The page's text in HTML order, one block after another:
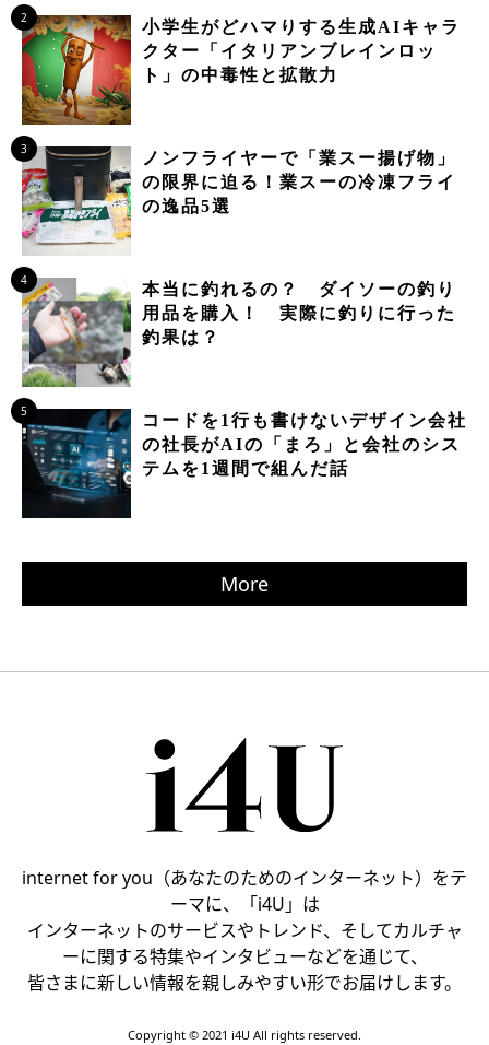
2
小学生がどハマりする生成AIキャラ
クター「イタリアンブレインロッ
ト」の中毒性と拡散力
3
ノンフライヤーで「業スー揚げ物」
の限界に迫る！業スーの冷凍フライ
の逸品5選
4
本当に釣れるの？ ダイソーの釣り
用品を購入！ 実際に釣りに行った
釣果は？
5
コードを1行も書けないデザイン会社
の社長がAIの「まろ」と会社のシス
テムを1週間で組んだ話
More
internet for you（あなたのためのインターネット）をテ
ーマに、「i4U」は
インターネットのサービスやトレンド、そしてカルチャ
ーに関する特集やインタビューなどを通じて、
皆さまに新しい情報を親しみやすい形でお届けします。
Copyright © 2021 i4U All rights reserved.